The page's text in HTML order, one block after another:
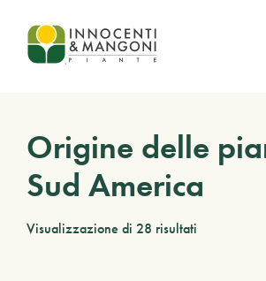
Skip to main content
Origine delle
Sud America
Visualizzazione di 28 risultati